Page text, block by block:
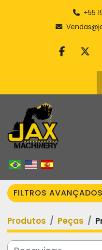
+55
FILTROS AVANÇADOS
Categoria
Produtos Peças